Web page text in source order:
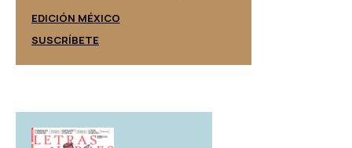
EDICIÓN MÉXICO
SUSCRÍBETE